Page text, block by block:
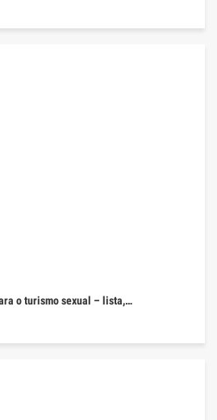
o turismo sexual – lista,…